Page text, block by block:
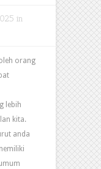
in
orang
lebih
kita.
anda